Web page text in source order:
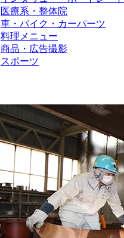
医療系・整体院
車・バイク・カーパーツ
料理メニュー
商品・広告撮影
スポーツ